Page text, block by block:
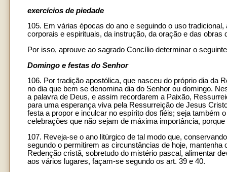
exercícios de piedade
105. Em várias épocas do ano e seguindo o uso
corporais e espirituais, da instrução, da oração e das obras
Por isso, aprouve ao sagrado Concílio determinar o
Domingo e festas do Senhor
106. Por tradição apostólica, que nasceu do próprio dia da
no dia que bem se denomina dia do Senhor ou domingo.
a palavra de Deus, e assim recordarem a Paixão,
para uma esperança viva pela Ressurreição de Jesus
festa a propor e inculcar no espírito dos fiéis; seja também
celebrações que não sejam de máxima importância,
107. Reveja-se o ano litúrgico de tal modo que,
segundo o permitirem as circunstâncias de hoje,
Redenção cristã, sobretudo do mistério pascal, alimentar
aos vários lugares, façam-se segundo os art. 39 e 40.